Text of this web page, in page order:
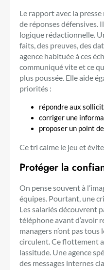
Le rapport avec la
de réponses défensives.
logique rédactionnelle.
faits, des preuves, des
agence habituée à ces
communiqué vite et ce
plus poussée. Elle aide
priorités :
répondre aux
corriger une
proposer un point
Ce tri calme le jeu et
Protéger la
On pense souvent à
équipes. Pourtant, une
Les salariés découvrent
téléphone avant d’avoir
managers n’ont pas tous
circulent. Ce flottement
lassitude. Une agence
des messages internes